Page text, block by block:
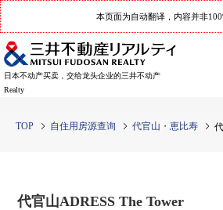
本页面为自动翻译，内容并非
日本不动产买卖，交给龙头企业的三井不动产
Realty
TOP 自住用房源查询 代官山・恵比寿
代官山ADRESS The Tower